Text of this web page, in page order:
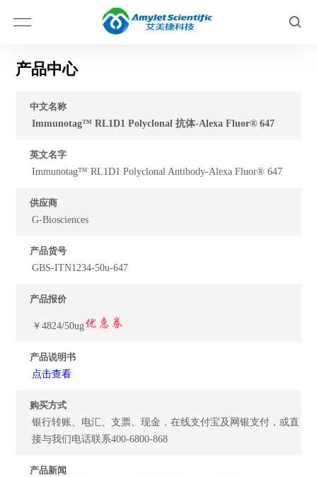
产品中心
中文名称
Immunotag™ RL1D1 Polyclonal 抗体-Alexa Fluor® 647
英文名字
Immunotag™ RL1D1 Polyclonal Antibody-Alexa Fluor® 647
供应商
G-Biosciences
产品货号
GBS-ITN1234-50u-647
产品报价
￥4824/50ug
产品说明书
点击查看
购买方式
银行转账、电汇、支票、现金，在线支付宝及网银支付，或直
接与我们电话联系400-6800-868
产品新闻